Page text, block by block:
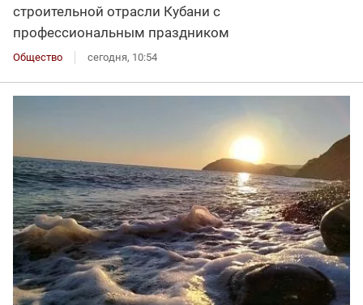
строительной отрасли Кубани с
профессиональным праздником
Общество сегодня, 10:54